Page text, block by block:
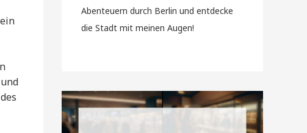
Abenteuern durch Berlin und entdecke
die Stadt mit meinen Augen!